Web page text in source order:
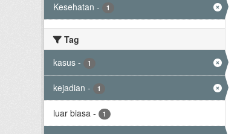
Kesehatan - 1
Tag
kasus - 1
kejadian - 1
luar biasa - 1